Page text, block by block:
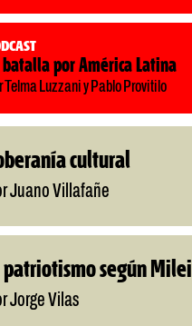
batalla por América Latina
Telma Luzzani y Pablo Provitilo
cultural
Juano Villafañe
patriotismo según Milei
Jorge Vilas